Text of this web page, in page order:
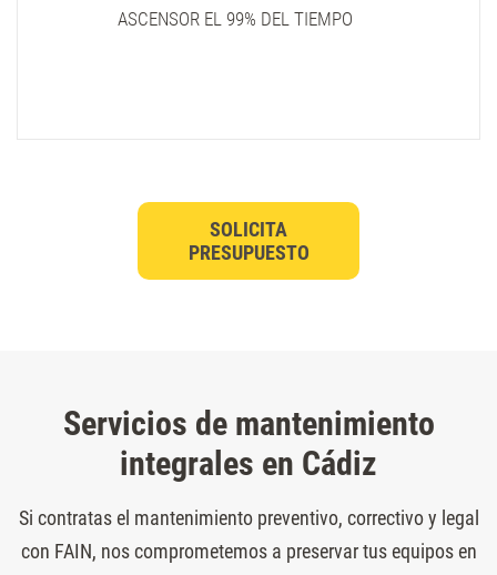
ASCENSOR EL 99% DEL TIEMPO
SOLICITA
PRESUPUESTO
Servicios de mantenimiento
integrales en Cádiz
Si contratas el mantenimiento preventivo, correctivo y legal
con FAIN, nos comprometemos a preservar tus equipos en